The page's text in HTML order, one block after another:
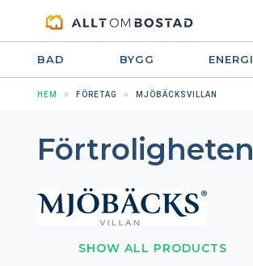
BAD BYGG ENERGI
HEM FÖRETAG MJÖBÄCKSVILLAN
Förtroligheten
SHOW ALL PRODUCTS